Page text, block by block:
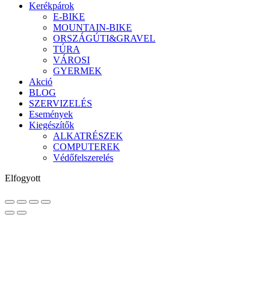
Kerékpárok
E-BIKE
MOUNTAIN-BIKE
ORSZÁGÚTI&GRAVEL
TÚRA
VÁROSI
GYERMEK
Akció
BLOG
SZERVIZELÉS
Események
Kiegészítők
ALKATRÉSZEK
COMPUTEREK
Védőfelszerelés
Elfogyott